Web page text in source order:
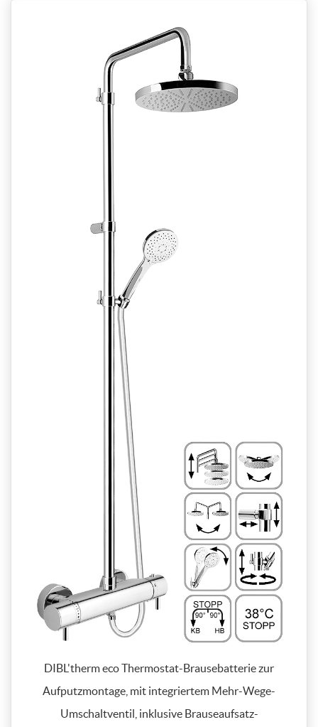
DIBL'therm eco Thermostat-Brausebatterie zur
Aufputzmontage, mit integriertem Mehr-Wege-
Umschaltventil, inklusive Brauseaufsatz-